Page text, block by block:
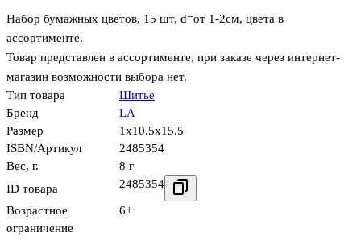
Набор бумажных цветов, 15 шт, d=от 1-2см, цвета в
ассортименте.
Товар представлен в ассортименте, при заказе через интернет-
магазин возможности выбора нет.
Тип товара
Шитье
Бренд
LA
Размер
1x10.5x15.5
ISBN/Артикул
2485354
Вес, г.
8 г
ID товара
2485354
Возрастное
ограничение
6+